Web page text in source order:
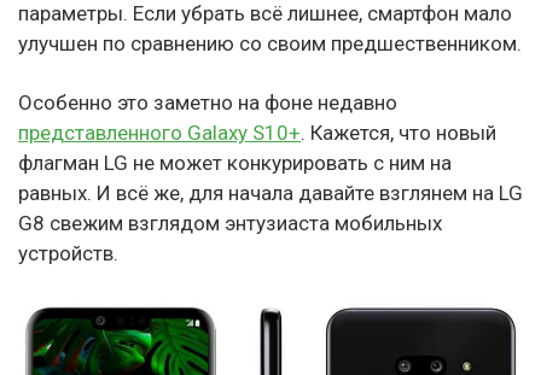
параметры. Если убрать всё лишнее, смартфон мало
улучшен по сравнению со своим предшественником.
Особенно это заметно на фоне недавно
представленного Galaxy S10+. Кажется, что новый
флагман LG не может конкурировать с ним на
равных. И всё же, для начала давайте взглянем на LG
G8 свежим взглядом энтузиаста мобильных
устройств.